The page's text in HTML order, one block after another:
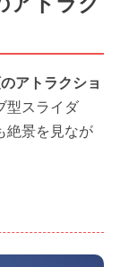
アトラクショ
型スライダ
絶景を見なが